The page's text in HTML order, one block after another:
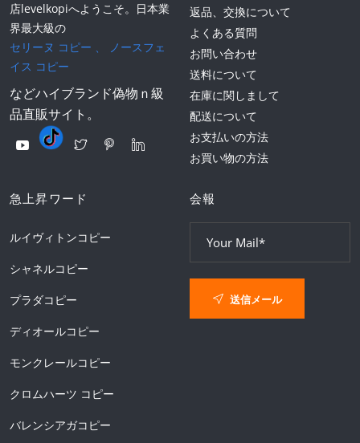
店levelkopiへようこそ。日本業
界最大級の
セリーヌ コピー 、
ノースフェ
イス コピー
などハイブランド偽物ｎ級
品直販サイト。
返品、交換について
よくある質問
お問い合わせ
送料について
在庫に関しまして
配送について
お支払いの方法
お買い物の方法
急上昇ワード
ルイヴィトンコピー
シャネルコピー
プラダコピー
ディオールコピー
モンクレールコピー
クロムハーツ コピー
バレンシアガコピー
会報
送信メール